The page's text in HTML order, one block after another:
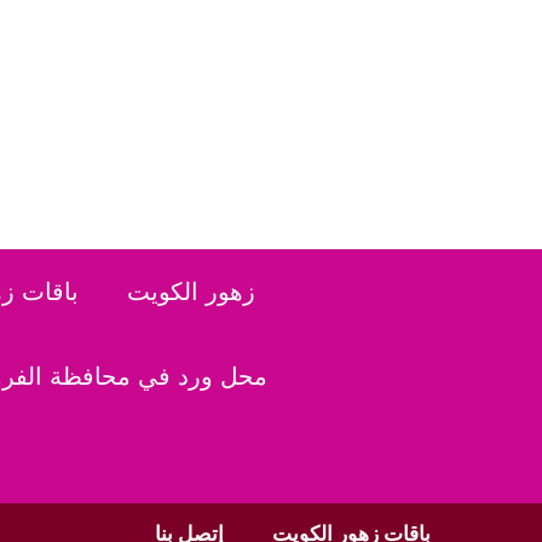
زهور الكويت باقات
محل ورد في محافظة
باقات زهور الكويت إتصل بنا